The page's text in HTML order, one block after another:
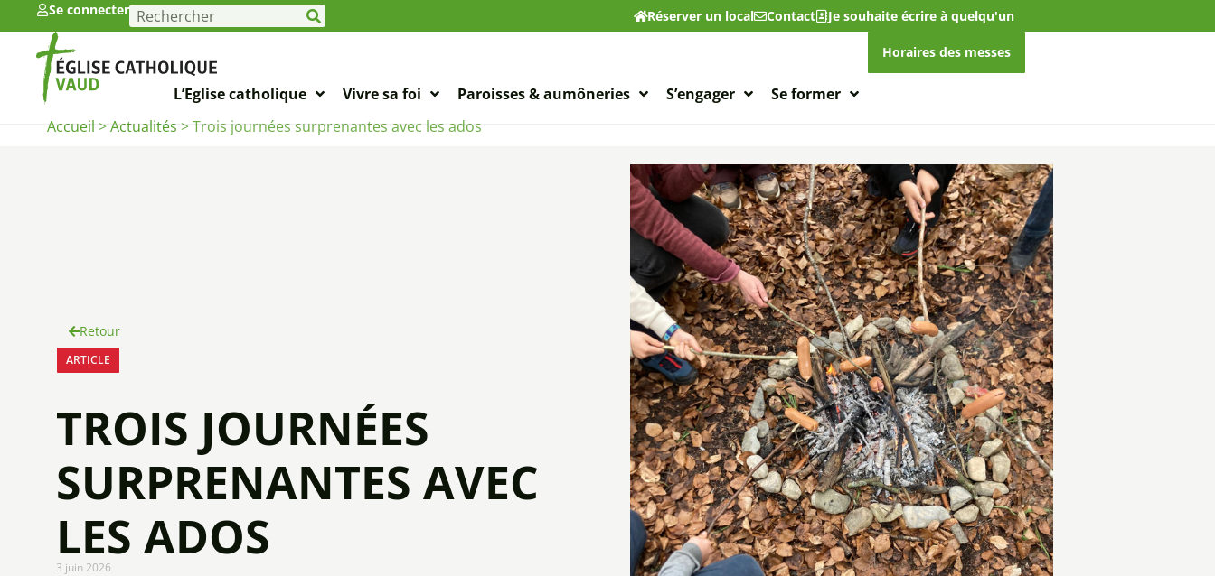
Se connecter Réserver un local Contact Je souhaite écrire à quelqu'un
L’Eglise catholique Vivre sa foi Paroisses & aumôneries S’engager Se former
Horaires des messes
Accueil >Actualités >Trois journées surprenantes avec les ados
Retour
ARTICLE
TROIS JOURNÉES
SURPRENANTES AVEC
LES ADOS
3 juin 2026